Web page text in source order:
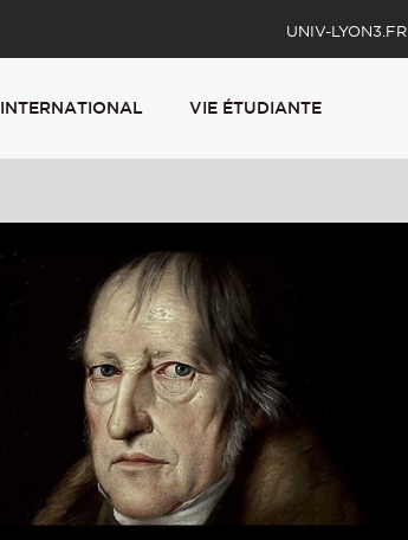
UNIV-LYON3.FR
INTERNATIONAL VIE ÉTUDIANTE